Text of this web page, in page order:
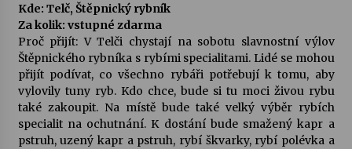
Kde: Telč, Štěpnický rybník
Za kolik: vstupné zdarma
Proč přijít: V Telči chystají na sobotu slavnostní výlov
Štěpnického rybníka s rybími specialitami. Lidé se mohou
přijít podívat, co všechno rybáři potřebují k tomu, aby
vylovily tuny ryb. Kdo chce, bude si tu moci živou rybu
také zakoupit. Na místě bude také velký výběr rybích
specialit na ochutnání. K dostání bude smažený kapr a
pstruh, uzený kapr a pstruh, rybí škvarky, rybí polévka a